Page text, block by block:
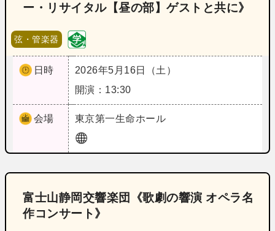
ー・リサイタル【昼の部】ゲストと共に》
弦・管楽器
日時
2026年5月16日（土）
開演：13:30
会場 東京第一生命ホール
富士山静岡交響楽団《歌劇の響演 オペラ名
作コンサート》